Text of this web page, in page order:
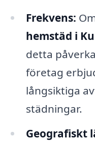
Frekvens:
hemstäd i
detta
företag
långsiktiga
städningar.
Geografiskt